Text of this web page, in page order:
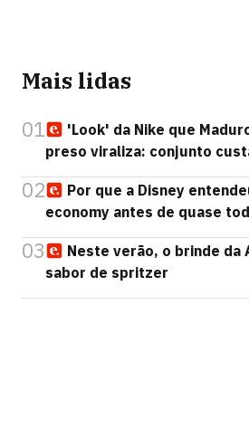
Mais lidas
01
'Look' da Nike que
preso viraliza: conjunto
02
Por que a Disney
economy antes de quase
03
Neste verão, o brinde da
sabor de spritzer